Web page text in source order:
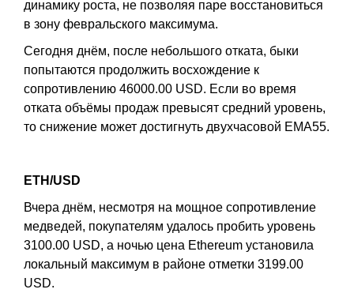
динамику роста, не позволяя паре восстановиться
в зону февральского максимума.
Сегодня днём, после небольшого отката, быки
попытаются продолжить восхождение к
сопротивлению 46000.00 USD. Если во время
отката объёмы продаж превысят средний уровень,
то снижение может достигнуть двухчасовой EMA55.
ETH/USD
Вчера днём, несмотря на мощное сопротивление
медведей, покупателям удалось пробить уровень
3100.00 USD, а ночью цена Ethereum установила
локальный максимум в районе отметки 3199.00
USD.